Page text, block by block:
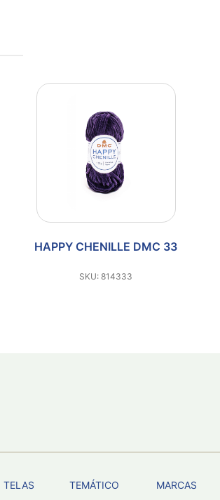
HAPPY CHENILLE DMC 30
SKU: 814330
TELAS TEMÁTICO MARCAS